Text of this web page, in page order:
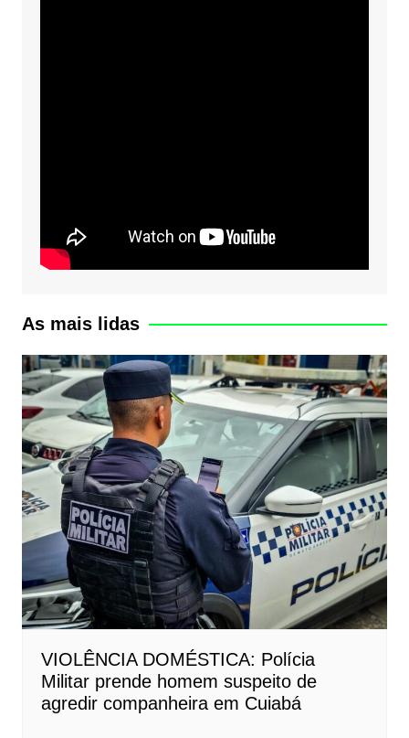
As mais lidas
VIOLÊNCIA DOMÉSTICA: Polícia
Militar prende homem suspeito de
agredir companheira em Cuiabá